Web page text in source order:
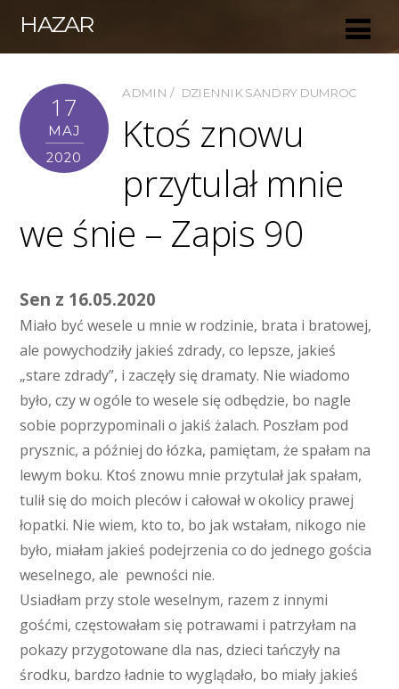
HAZAR
17
MAJ
2020
ADMIN DZIENNIK SANDRY DUMROC
Ktoś znowu
przytulał mnie
we śnie – Zapis 90
Sen z 16.05.2020
Miało być wesele u mnie w rodzinie, brata i bratowej,
ale powychodziły jakieś zdrady, co lepsze, jakieś
„stare zdrady”, i zaczęły się dramaty. Nie wiadomo
było, czy w ogóle to wesele się odbędzie, bo nagle
sobie poprzypominali o jakiś żalach. Poszłam pod
prysznic, a później do łózka, pamiętam, że spałam na
lewym boku. Ktoś znowu mnie przytulał jak spałam,
tulił się do moich pleców i całował w okolicy prawej
łopatki. Nie wiem, kto to, bo jak wstałam, nikogo nie
było, miałam jakieś podejrzenia co do jednego gościa
weselnego, ale pewności nie.
Usiadłam przy stole weselnym, razem z innymi
gośćmi, częstowałam się potrawami i patrzyłam na
pokazy przygotowane dla nas, dzieci tańczyły na
środku, bardzo ładnie to wyglądało, bo miały jakieś